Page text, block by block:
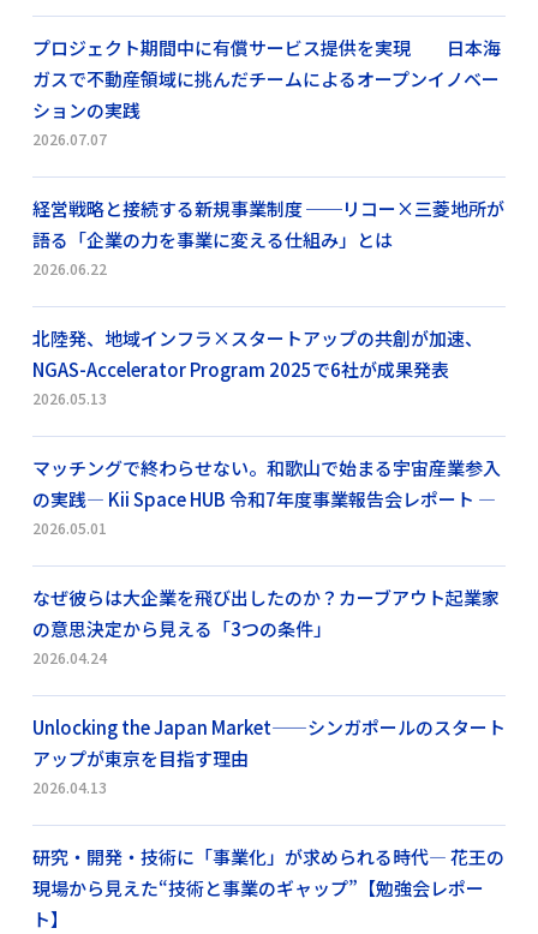
プロジェクト期間中に有償サービス提供を実現 日本海
ガスで不動産領域に挑んだチームによるオープンイノベー
ションの実践
2026.07.07
経営戦略と接続する新規事業制度 ──リコー×三菱地所が
語る「企業の力を事業に変える仕組み」とは
2026.06.22
北陸発、地域インフラ×スタートアップの共創が加速、
NGAS-Accelerator Program 2025で6社が成果発表
2026.05.13
マッチングで終わらせない。和歌山で始まる宇宙産業参入
の実践― Kii Space HUB 令和7年度事業報告会レポート ―
2026.05.01
なぜ彼らは大企業を飛び出したのか？カーブアウト起業家
の意思決定から見える「3つの条件」
2026.04.24
Unlocking the Japan Market——シンガポールのスタート
アップが東京を目指す理由
2026.04.13
研究・開発・技術に「事業化」が求められる時代― 花王の
現場から見えた“技術と事業のギャップ”【勉強会レポー
ト】